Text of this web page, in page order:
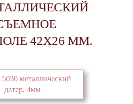
42Х26 ММ.